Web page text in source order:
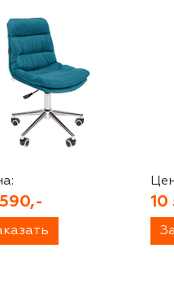
10